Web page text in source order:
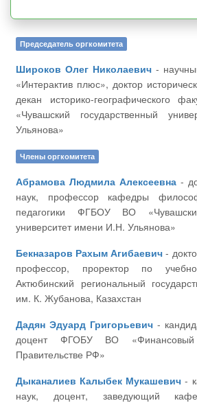
Председатель оргкомитета
Широков Олег Николаевич
«Интерактив плюс», доктор
декан историко-географического
«Чувашский государственный
Ульянова»
Члены оргкомитета
Абрамова Людмила Алексеевна
наук, профессор кафедры
педагогики ФГБОУ ВО
университет имени И.Н. Ульянова»
Бекназаров Рахым Агибаевич
профессор, проректор по
Актюбинский региональный
им. К. Жубанова, Казахстан
Дадян Эдуард Григорьевич
доцент ФГОБУ ВО «Финансовый
Правительстве РФ»
Дыканалиев Калыбек Мукашевич
наук, доцент, заведующий